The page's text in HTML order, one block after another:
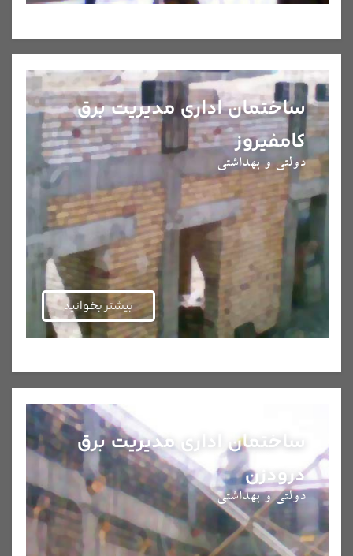
ساختمان اداری مدیریت برق
کامفیروز
دولتی و بهداشتی
بیشتر بخوانید
ساختمان اداری مدیریت برق
درودزن
دولتی و بهداشتی